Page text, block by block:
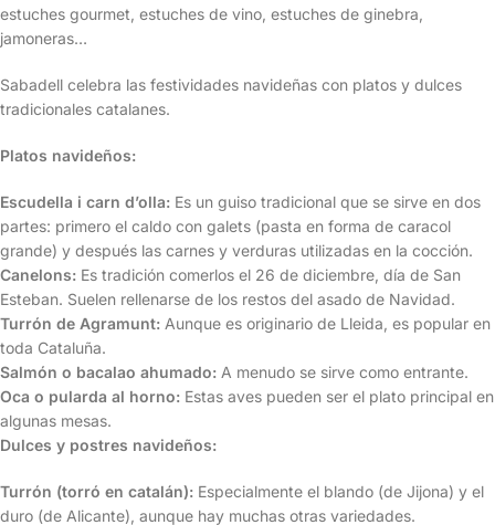
estuches gourmet, estuches de vino, estuches de ginebra,
jamoneras…
Sabadell celebra las festividades navideñas con platos y dulces
tradicionales catalanes.
Platos navideños:
Escudella i carn d’olla: Es un guiso tradicional que se sirve en dos
partes: primero el caldo con galets (pasta en forma de caracol
grande) y después las carnes y verduras utilizadas en la cocción.
Canelons: Es tradición comerlos el 26 de diciembre, día de San
Esteban. Suelen rellenarse de los restos del asado de Navidad.
Turrón de Agramunt: Aunque es originario de Lleida, es popular en
toda Cataluña.
Salmón o bacalao ahumado: A menudo se sirve como entrante.
Oca o pularda al horno: Estas aves pueden ser el plato principal en
algunas mesas.
Dulces y postres navideños:
Turrón (torró en catalán): Especialmente el blando (de Jijona) y el
duro (de Alicante), aunque hay muchas otras variedades.